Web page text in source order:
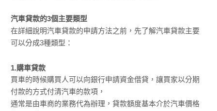
汽車貸款的3個主要類型
在詳細說明汽車貸款的申請方法之前，先了解汽車貸款主要
可以分成3種類型：
1.購車貸款
買車的時候購買人可以向銀行申請資金借貸，讓買家以分期
付款的方式付清汽車的款項，
通常是由車商的業務代為辦理，貸款額度基本介於汽車價格